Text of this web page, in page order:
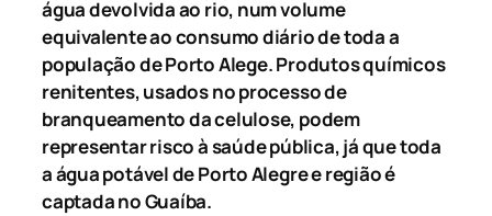
água devolvida ao rio, num volume
equivalente ao consumo diário de toda a
população de Porto Alege. Produtos químicos
renitentes, usados no processo de
branqueamento da celulose, podem
representar risco à saúde pública, já que toda
a água potável de Porto Alegre e região é
captada no Guaíba.